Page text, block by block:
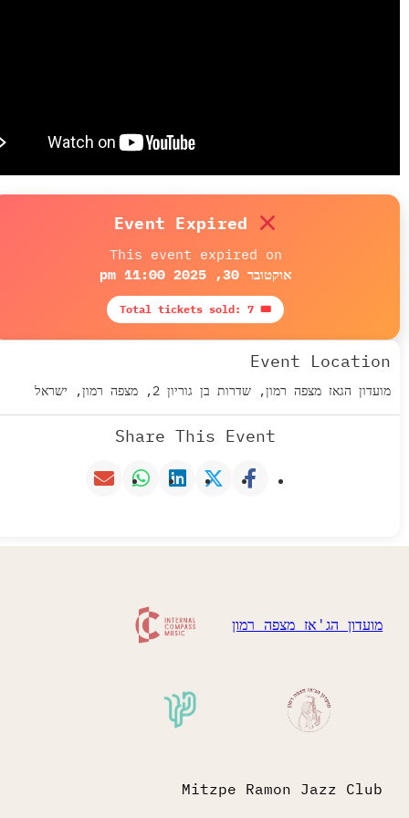
This event expired on
Event
מצפה רמון, שדרות בן גוריון 2, מצפה רמון, ישראל
Share This Event
הג'אז מצפה רמון
Mitzpe Ramon Jazz